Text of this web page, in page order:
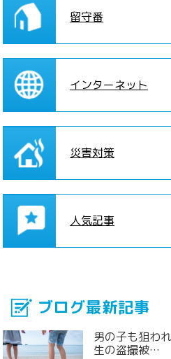
留守番
インターネット
災害対策
人気記事
ブログ最新記事
男の子も狙わ
生の盗撮被…